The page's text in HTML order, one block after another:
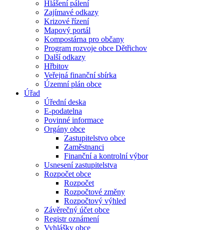
Hlášení pálení
Zajímavé odkazy
Krizové řízení
Mapový portál
Kompostárna pro občany
Program rozvoje obce Dětřichov
Další odkazy
Hřbitov
Veřejná finanční sbírka
Územní plán obce
Úřad
Úřední deska
E-podatelna
Povinné informace
Orgány obce
Zastupitelstvo obce
Zaměstnanci
Finanční a kontrolní výbor
Usnesení zastupitelstva
Rozpočet obce
Rozpočet
Rozpočtové změny
Rozpočtový výhled
Závěrečný účet obce
Registr oznámení
Vyhlášky obce